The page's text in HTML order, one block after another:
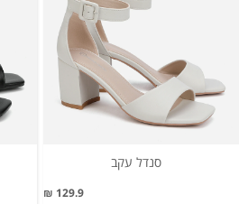
סנדל עקב
129.9 ₪